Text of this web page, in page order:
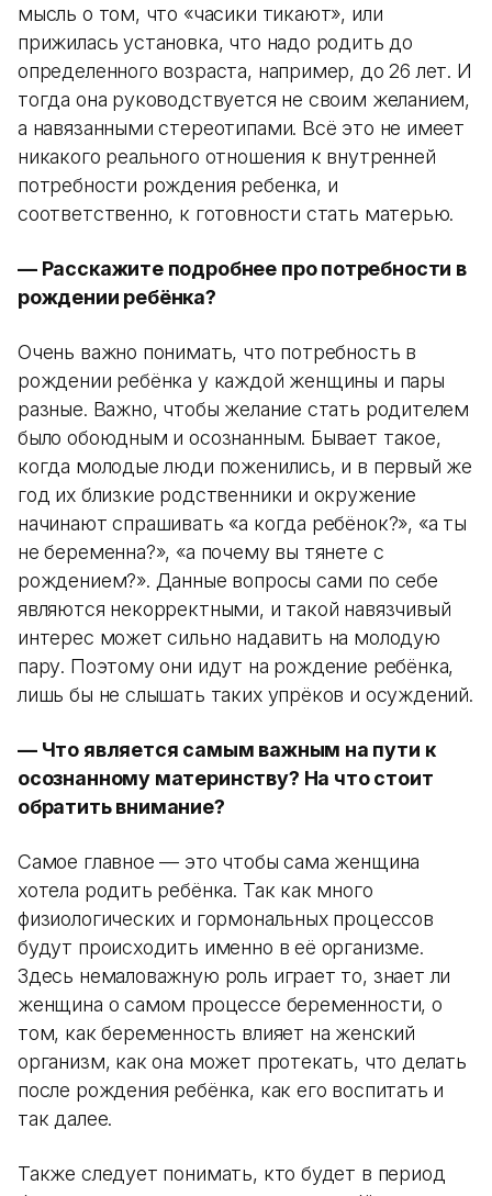
мысль о том, что «часики тикают», или
прижилась установка, что надо родить до
определенного возраста, например, до 26 лет. И
тогда она руководствуется не своим желанием,
а навязанными стереотипами. Всё это не имеет
никакого реального отношения к внутренней
потребности рождения ребенка, и
соответственно, к готовности стать матерью.
— Расскажите подробнее про потребности в
рождении ребёнка?
Очень важно понимать, что потребность в
рождении ребёнка у каждой женщины и пары
разные. Важно, чтобы желание стать родителем
было обоюдным и осознанным. Бывает такое,
когда молодые люди поженились, и в первый же
год их близкие родственники и окружение
начинают спрашивать «а когда ребёнок?», «а ты
не беременна?», «а почему вы тянете с
рождением?». Данные вопросы сами по себе
являются некорректными, и такой навязчивый
интерес может сильно надавить на молодую
пару. Поэтому они идут на рождение ребёнка,
лишь бы не слышать таких упрёков и осуждений.
— Что является самым важным на пути к
осознанному материнству? На что стоит
обратить внимание?
Самое главное — это чтобы сама женщина
хотела родить ребёнка. Так как много
физиологических и гормональных процессов
будут происходить именно в её организме.
Здесь немаловажную роль играет то, знает ли
женщина о самом процессе беременности, о
том, как беременность влияет на женский
организм, как она может протекать, что делать
после рождения ребёнка, как его воспитать и
так далее.
Также следует понимать, кто будет в период